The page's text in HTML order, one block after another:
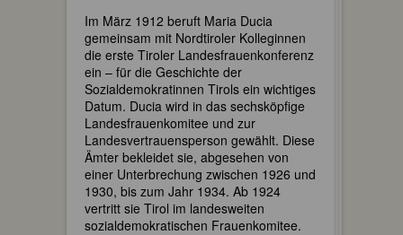
Im März 1912 beruft Maria Ducia
gemeinsam mit Nordtiroler Kolleginnen
die erste Tiroler Landesfrauenkonferenz
ein – für die Geschichte der
Sozialdemokratinnen Tirols ein wichtiges
Datum. Ducia wird in das sechsköpfige
Landesfrauenkomitee und zur
Landesvertrauensperson gewählt. Diese
Ämter bekleidet sie, abgesehen von
einer Unterbrechung zwischen 1926 und
1930, bis zum Jahr 1934. Ab 1924
vertritt sie Tirol im landesweiten
sozialdemokratischen Frauenkomitee.